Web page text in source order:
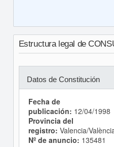
Estructura legal de
Datos de Constitución
Fecha de
publicación: 12/04/1998
Provincia del
registro: Valencia/
Nº de anuncio: 135481